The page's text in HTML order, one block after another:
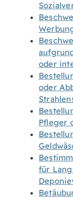
oder
oder
Pfleger
für